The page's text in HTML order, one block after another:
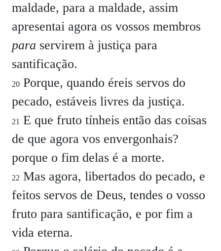
maldade, para a maldade, assim
apresentai agora os vossos membros
para servirem à justiça para
santificação.
20 Porque, quando éreis servos do
pecado, estáveis livres da justiça.
21 E que fruto tínheis então das coisas
de que agora vos envergonhais?
porque o fim delas é a morte.
22 Mas agora, libertados do pecado, e
feitos servos de Deus, tendes o vosso
fruto para santificação, e por fim a
vida eterna.